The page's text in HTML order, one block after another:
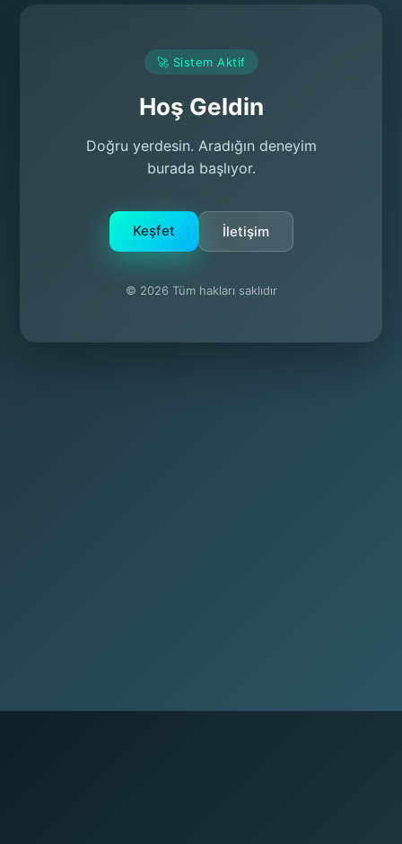
🚀 Sistem Aktif
Hoş Geldin
Doğru yerdesin. Aradığın deneyim
burada başlıyor.
Keşfet İletişim
© 2026 Tüm hakları saklıdır